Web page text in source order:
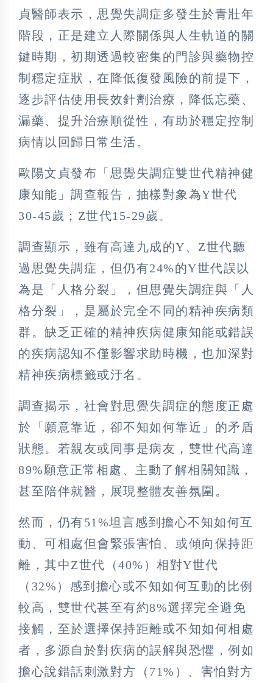
貞醫師表示，思覺失調症多發生於青壯年
階段，正是建立人際關係與人生軌道的關
鍵時期，初期透過較密集的門診與藥物控
制穩定症狀，在降低復發風險的前提下，
逐步評估使用長效針劑治療，降低忘藥、
漏藥、提升治療順從性，有助於穩定控制
病情以回歸日常生活。
歐陽文貞發布「思覺失調症雙世代精神健
康知能」調查報告，抽樣對象為Y世代
30-45歲；Z世代15-29歲。
調查顯示，雖有高達九成的Y、Z世代聽
過思覺失調症，但仍有24%的Y世代誤以
為是「人格分裂」，但思覺失調症與「人
格分裂」，是屬於完全不同的精神疾病類
群。缺乏正確的精神疾病健康知能或錯誤
的疾病認知不僅影響求助時機，也加深對
精神疾病標籤或汙名。
調查揭示，社會對思覺失調症的態度正處
於「願意靠近，卻不知如何靠近」的矛盾
狀態。若親友或同事是病友，雙世代高達
89%願意正常相處、主動了解相關知識，
甚至陪伴就醫，展現整體友善氛圍。
然而，仍有51%坦言感到擔心不知如何互
動、可相處但會緊張害怕、或傾向保持距
離，其中Z世代（40%）相對Y世代
（32%）感到擔心或不知如何互動的比例
較高，雙世代甚至有約8%選擇完全避免
接觸，至於選擇保持距離或不知如何相處
者，多源自於對疾病的誤解與恐懼，例如
擔心說錯話刺激對方（71%）、害怕對方